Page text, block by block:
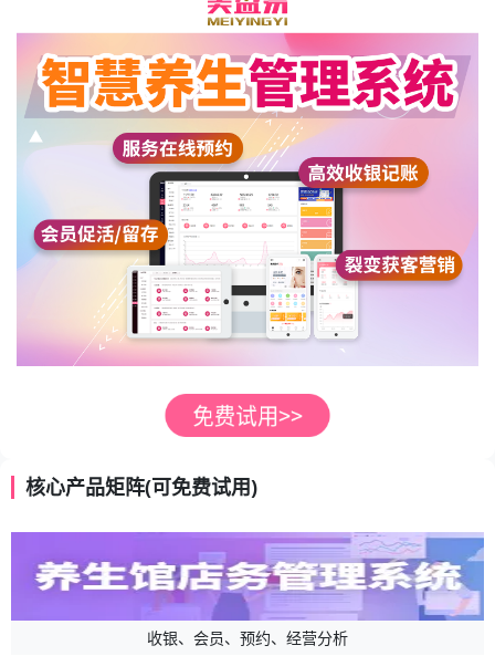
核心产品矩阵(可免费试用)
收银、会员、预约、经营分析